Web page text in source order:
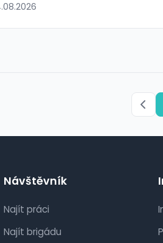
Návštěvník
Najít práci
Najít brigádu